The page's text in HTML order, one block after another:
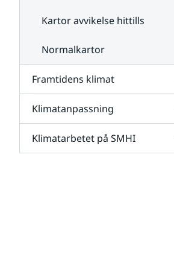
Kartor avvikelse hittills
Normalkartor
Framtidens klimat
Klimatanpassning
Klimatarbetet på SMHI